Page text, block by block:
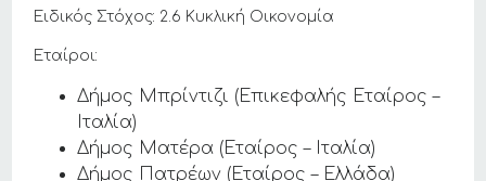
Ειδικός Στόχος: 2.6 Κυκλική Οικονομία
Εταίροι:
Δήμος Μπρίντιζι (Επικεφαλής Εταίρος –
Ιταλία)
Δήμος Ματέρα (Εταίρος – Ιταλία)
Δήμος Πατρέων (Εταίρος – Ελλάδα)